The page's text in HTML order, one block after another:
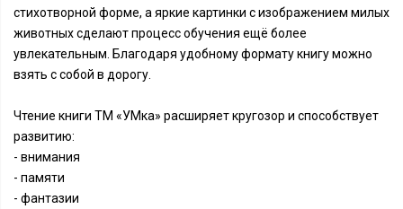
стихотворной форме, а яркие картинки с изображением милых
животных сделают процесс обучения ещё более
увлекательным. Благодаря удобному формату книгу можно
взять с собой в дорогу.
Чтение книги ТМ «УМка» расширяет кругозор и способствует
развитию:
- внимания
- памяти
- фантазии